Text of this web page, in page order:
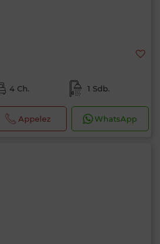
4 Ch. 1 Sdb.
Appelez WhatsApp